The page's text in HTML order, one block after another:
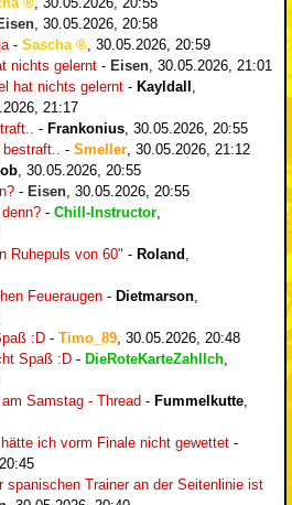
30.05.2026, 20:58
- Sascha
30.05.2026, 20:59
nichts gelernt - Eisen 30.05.2026, 21:01
hat nichts gelernt - Kayldall
21:17
- Frankonius 30.05.2026, 20:55
- Smeller 30.05.2026, 21:12
30.05.2026, 20:55
- Eisen 30.05.2026, 20:55
- Chill-Instructor
Ruhepuls von 60" - Roland
Feueraugen - Dietmarson
:D - Timo_89 30.05.2026, 20:48
Spaß :D - DieRoteKarteZahlIch
Samstag - Thread - Fummelkutte
ich vorm Finale nicht gewettet -
spanischen Trainer an der Seitenlinie ist